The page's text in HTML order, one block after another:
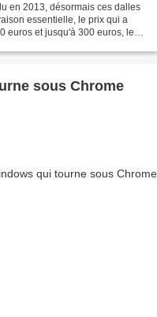
en 2013, désormais ces dalles
essentielle, le prix qui a
euros et jusqu'à 300 euros, le
sous Chrome